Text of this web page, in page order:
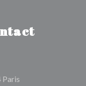
Paris((opent in een nieuw